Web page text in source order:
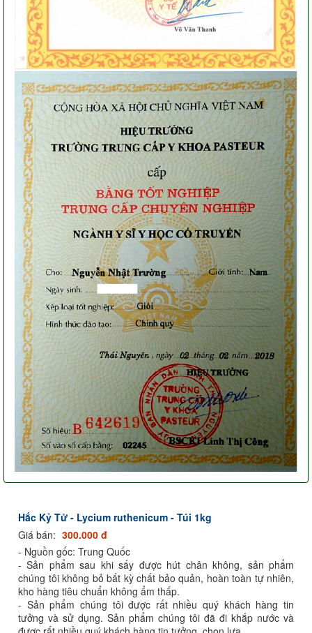
Hắc Kỷ Tử - Lycium ruthenicum - Túi 1kg
Giá bán: 300.000 đ
- Nguồn gốc: Trung Quốc
- Sản phẩm sau khi sấy được hút chân không, sản phẩm
chúng tôi không bỏ bất kỳ chất bảo quản, hoàn toàn tự nhiên,
kho hàng tiêu chuẩn không ẩm thấp.
- Sản phẩm chúng tôi được rất nhiều quý khách hàng tin
tưởng và sử dụng. Sản phẩm chúng tôi đã đi khắp nước và